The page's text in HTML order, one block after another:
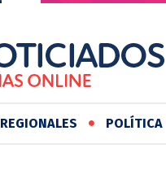
REGIONALES POLÍTICA